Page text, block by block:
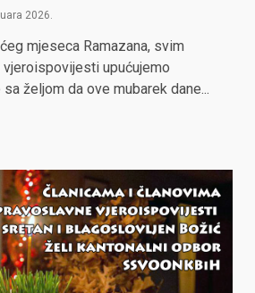
2026.
mjeseca Ramazana, svim
upućujemo
željom da ove mubarek dane...